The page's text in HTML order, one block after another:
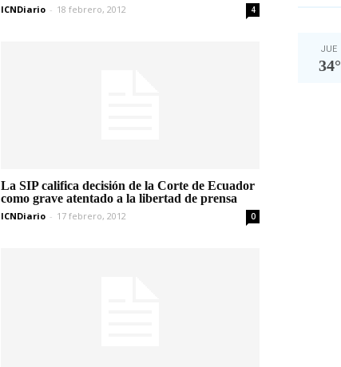
ICNDiario - 18 febrero, 2012 4
La SIP califica decisión de la Corte de Ecuador
como grave atentado a la libertad de prensa
ICNDiario - 17 febrero, 2012 0
JUE
34°